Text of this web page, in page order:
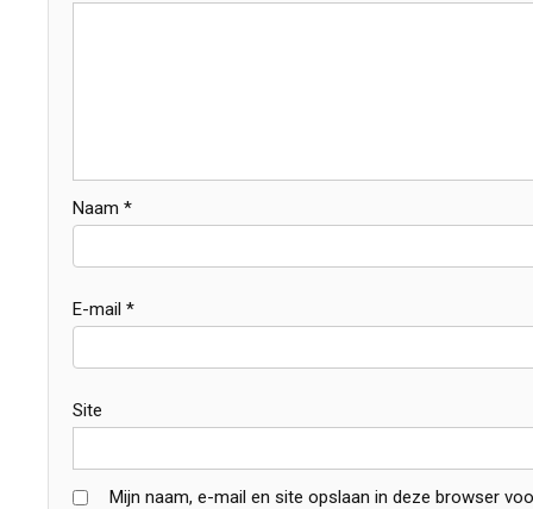
Naam *
E-mail *
Site
Mijn naam, e-mail en site opslaan in deze browser